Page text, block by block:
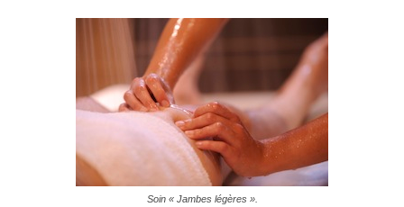
Soin « Jambes légères ».